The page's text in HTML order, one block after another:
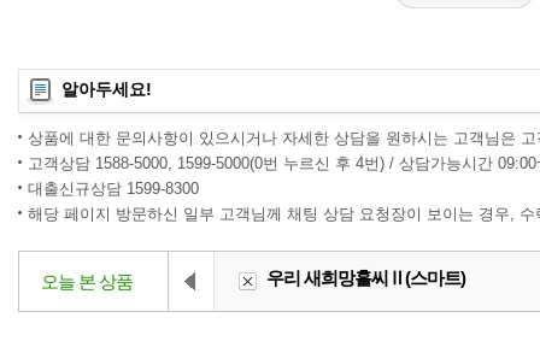
알아두세요!
상품에 대한 문의사항이 있으시거나 자세한 상담을 원하시는 고객님은
고객상담 1588-5000, 1599-5000(0번 누르신 후 4번) / 상담가능시간
대출신규상담 1599-8300
해당 페이지 방문하신 일부 고객님께 채팅 상담 요청장이 보이는 경우,
오늘 본 상품 우리 새희망홀씨Ⅱ(스마트)